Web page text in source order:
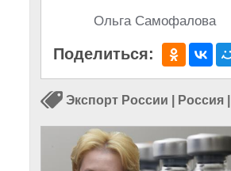
Ольга Самофалова
Поделиться:
Экспорт России Россия